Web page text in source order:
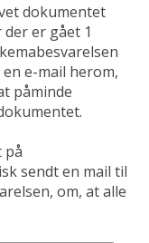
dokumentet
er gået 1
e-mail herom,
påminde
på
sendt en mail til
om, at alle